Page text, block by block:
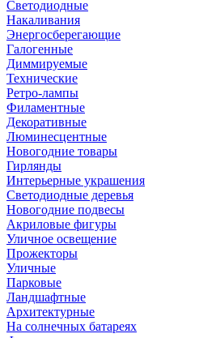
Светодиодные
Накаливания
Энергосберегающие
Галогенные
Диммируемые
Технические
Ретро-лампы
Филаментные
Декоративные
Люминесцентные
Новогодние товары
Гирлянды
Интерьерные украшения
Светодиодные деревья
Новогодние подвесы
Акриловые фигуры
Уличное освещение
Прожекторы
Уличные
Парковые
Ландшафтные
Архитектурные
На солнечных батареях